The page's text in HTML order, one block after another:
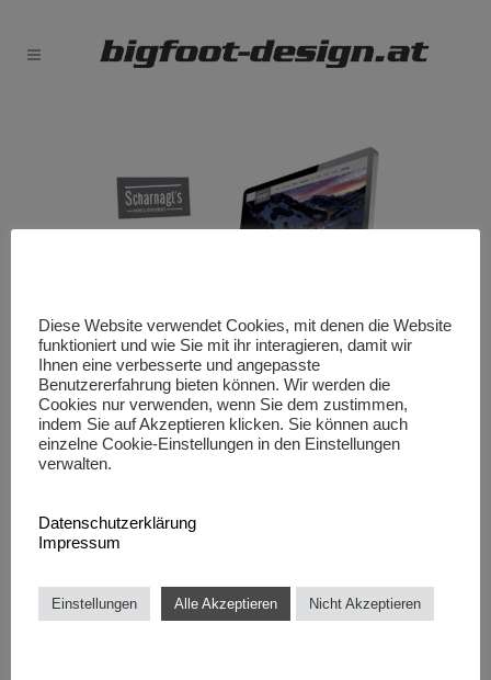
Diese Website verwendet Cookies, mit denen die Website
funktioniert und wie Sie mit ihr interagieren, damit wir
Ihnen eine verbesserte und angepasste
Benutzererfahrung bieten können. Wir werden die
Cookies nur verwenden, wenn Sie dem zustimmen,
indem Sie auf Akzeptieren klicken. Sie können auch
einzelne Cookie-Einstellungen in den Einstellungen
verwalten.
Datenschutzerklärung
Impressum
Einstellungen Alle Akzeptieren Nicht Akzeptieren